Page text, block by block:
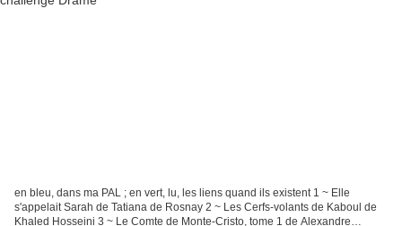
en bleu, dans ma PAL ; en vert, lu, les liens quand ils existent 1 ~ Elle
s'appelait Sarah de Tatiana de Rosnay 2 ~ Les Cerfs-volants de Kaboul de
Khaled Hosseini 3 ~ Le Comte de Monte-Cristo, tome 1 de Alexandre